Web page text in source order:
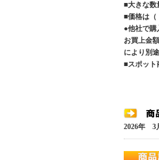
■大きな数
■価格は
●他社で購
お買上金
により別
■スポット
2026年 3